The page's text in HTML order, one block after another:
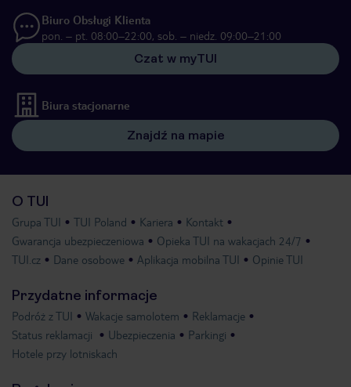
Biuro Obsługi Klienta
pon. – pt. 08:00–22:00, sob. – niedz. 09:00–21:00
Czat w myTUI
Biura stacjonarne
Znajdź na mapie
O TUI
Grupa TUI TUI Poland Kariera
Kontakt
Gwarancja ubezpieczeniowa
Opieka TUI na wakacjach 24/7
TUI.cz
Dane osobowe Aplikacja mobilna TUI Opinie TUI
Przydatne informacje
Podróż z TUI Wakacje samolotem
Reklamacje
Status reklamacji
Ubezpieczenia
Parkingi
Hotele przy lotniskach